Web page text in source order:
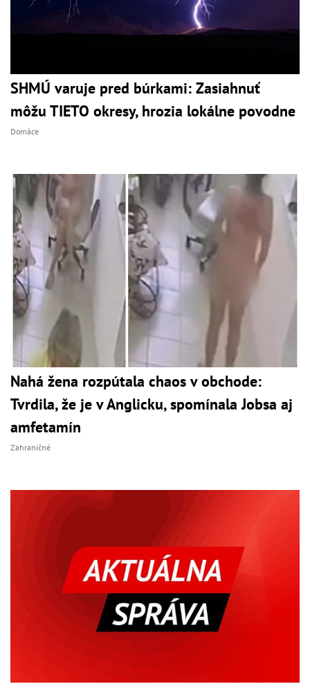
SHMÚ varuje pred búrkami: Zasiahnuť
môžu TIETO okresy, hrozia lokálne povodne
Domáce
Nahá žena rozpútala chaos v obchode:
Tvrdila, že je v Anglicku, spomínala Jobsa aj
amfetamín
Zahraničné